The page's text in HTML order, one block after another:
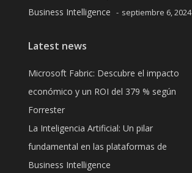
Business Intelligence
septiembre 6, 2024
Latest news
Microsoft Fabric: Descubre el impacto
económico y un ROI del 379 % según
Forrester
La Inteligencia Artificial: Un pilar
fundamental en las plataformas de
Business Intelligence